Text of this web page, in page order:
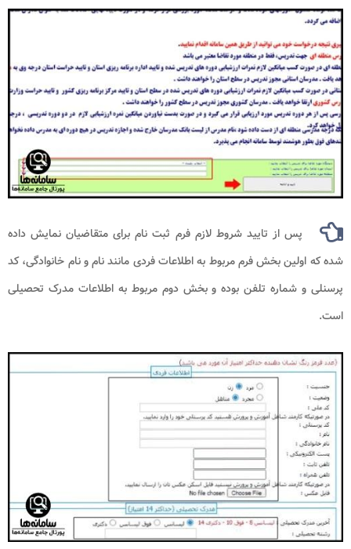
پس از تایید شروط لازم فرم ثبت نام برای متقاضیان نمایش داده
شده که اولین بخش فرم مربوط به اطلاعات فردی مانند نام و نام خانوادگی، کد
پرسنلی و شماره تلفن بوده و بخش دوم مربوط به اطلاعات مدرک تحصیلی
است.